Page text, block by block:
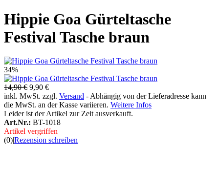
Hippie Goa Gürteltasche
Festival Tasche braun
34%
14,90 € 9,90 €
inkl. MwSt. zzgl. Versand - Abhängig von der Lieferadresse kann
die MwSt. an der Kasse variieren. Weitere Infos
Leider ist der Artikel zur Zeit ausverkauft.
Art.Nr.: BT-1018
Artikel vergriffen
(0)|Rezension schreiben